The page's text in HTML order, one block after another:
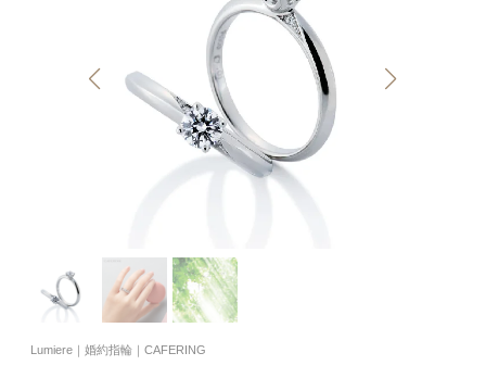
Lumiere｜婚約指輪｜CAFERING